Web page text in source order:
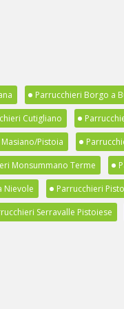
Parrucchieri Borgo a
Cutigliano
Pistoia
Monsummano Terme
Nievole Parrucchieri
Serravalle Pistoiese